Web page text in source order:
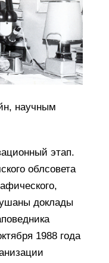
научным
этап.
облсовета
доклады
1988 года